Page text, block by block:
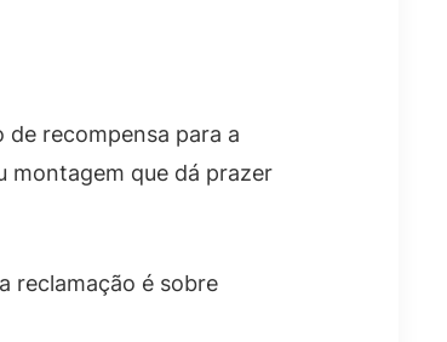
recompensa para a
montagem que dá prazer
reclamação é sobre